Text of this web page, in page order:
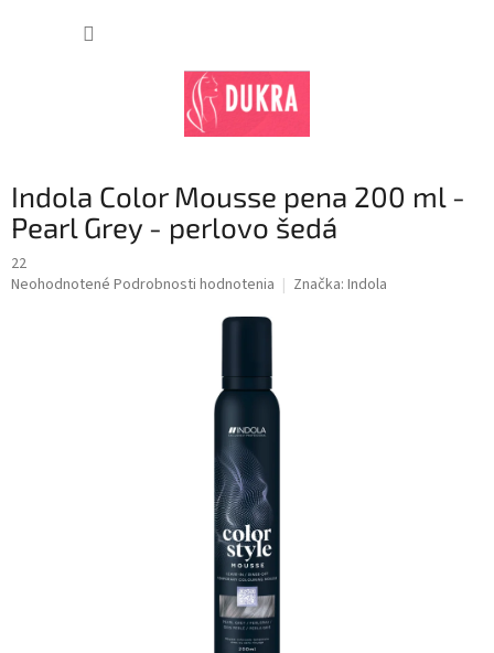
Indola Color Mousse pena 200 ml -
Pearl Grey - perlovo šedá
22
Priemerné
Neohodnotené Podrobnosti hodnotenia Značka: Indola